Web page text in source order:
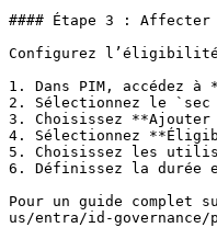
#### Étape 3 :
Configurez
1. Dans PIM, accédez
2. Sélectionnez le `sec
3. Choisissez
4. Sélectionnez
5. Choisissez les
6. Définissez la durée
Pour un guide
us/entra/id-governance/